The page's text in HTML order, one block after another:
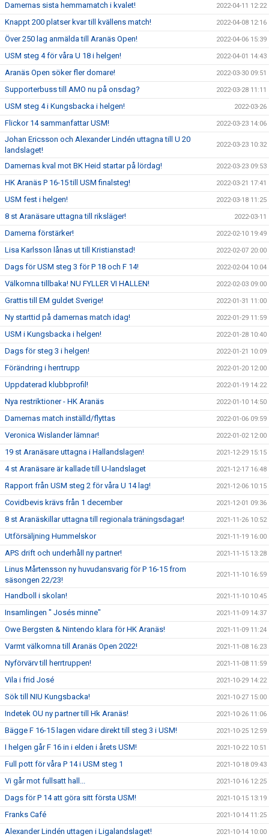
Damernas sista hemmamatch i kvalet! 2022-04-11 12:22
Knappt 200 platser kvar till kvällens match! 2022-04-08 12:16
Över 250 lag anmälda till Aranäs Open! 2022-04-06 15:39
USM steg 4 för våra U 18 i helgen! 2022-04-01 14:43
Aranäs Open söker fler domare! 2022-03-30 09:51
Supporterbuss till AMO nu på onsdag? 2022-03-28 11:11
USM steg 4 i Kungsbacka i helgen! 2022-03-26
Flickor 14 sammanfattar USM! 2022-03-23 14:06
Johan Ericsson och Alexander Lindén uttagna till U 20
landslaget!
2022-03-23 10:32
Damernas kval mot BK Heid startar på lördag! 2022-03-23 09:53
HK Aranäs P 16-15 till USM finalsteg! 2022-03-21 17:41
USM fest i helgen! 2022-03-18 11:25
8 st Aranäsare uttagna till riksläger! 2022-03-11
Damerna förstärker! 2022-02-10 19:49
Lisa Karlsson lånas ut till Kristianstad! 2022-02-07 20:00
Dags för USM steg 3 för P 18 och F 14! 2022-02-04 10:04
Välkomna tillbaka! NU FYLLER VI HALLEN! 2022-02-03 09:00
Grattis till EM guldet Sverige! 2022-01-31 11:00
Ny starttid på damernas match idag! 2022-01-29 11:59
USM i Kungsbacka i helgen! 2022-01-28 10:40
Dags för steg 3 i helgen! 2022-01-21 10:09
Förändring i herrtrupp 2022-01-20 12:00
Uppdaterad klubbprofil! 2022-01-19 14:22
Nya restriktioner - HK Aranäs 2022-01-10 14:50
Damernas match inställd/flyttas 2022-01-06 09:59
Veronica Wislander lämnar! 2022-01-02 12:00
19 st Aranäsare uttagna i Hallandslagen! 2021-12-29 15:15
4 st Aranäsare är kallade till U-landslaget 2021-12-17 16:48
Rapport från USM steg 2 för våra U 14 lag! 2021-12-06 10:15
Covidbevis krävs från 1 december 2021-12-01 09:36
8 st Aranäskillar uttagna till regionala träningsdagar! 2021-11-26 10:52
Utförsäljning Hummelskor 2021-11-19 16:00
APS drift och underhåll ny partner! 2021-11-15 13:28
Linus Mårtensson ny huvudansvarig för P 16-15 from
säsongen 22/23!
2021-11-10 16:59
Handboll i skolan! 2021-11-10 10:45
Insamlingen " Josés minne" 2021-11-09 14:37
Owe Bergsten & Nintendo klara för HK Aranäs! 2021-11-09 11:24
Varmt välkomna till Aranäs Open 2022! 2021-11-08 16:23
Nyförvärv till herrtruppen! 2021-11-08 11:59
Vila i frid José 2021-10-29 14:22
Sök till NIU Kungsbacka! 2021-10-27 15:00
Indetek OU ny partner till Hk Aranäs! 2021-10-26 11:06
Bägge F 16-15 lagen vidare direkt till steg 3 i USM! 2021-10-25 12:59
I helgen går F 16 in i elden i årets USM! 2021-10-22 10:51
Full pott för våra P 14 i USM steg 1 2021-10-18 09:43
Vi går mot fullsatt hall... 2021-10-16 12:25
Dags för P 14 att göra sitt första USM! 2021-10-15 13:19
Franks Café 2021-10-14 11:25
Alexander Lindén uttagen i Ligalandslaget! 2021-10-14 10:00